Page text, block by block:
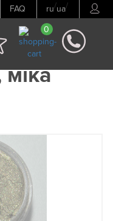
FAQ ru/ua/
0